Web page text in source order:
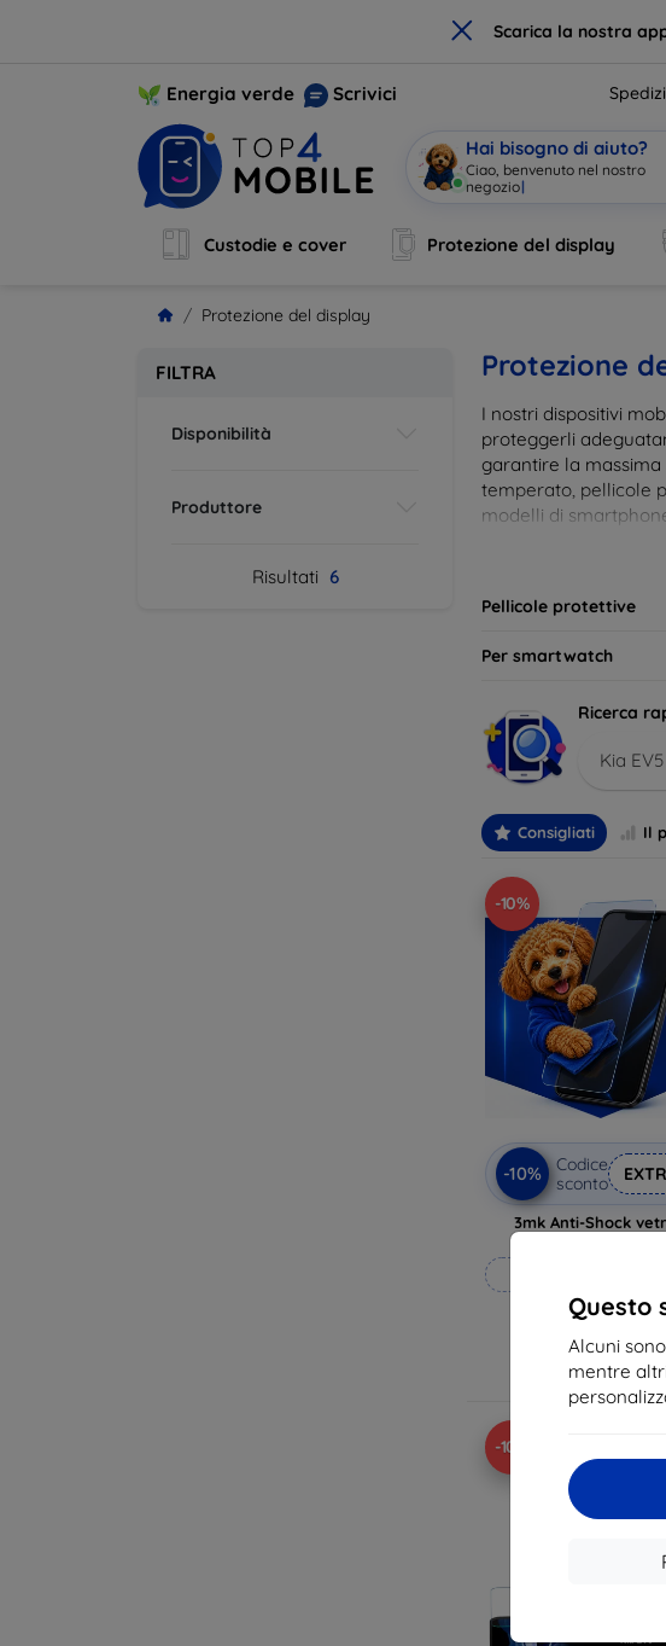
× Scarica la nostra
Questo
Alcuni
mentre
Energia verde Scrivici
Hai bisogno di aiuto?
Ciao, benvenuto nel nos|
Custodie e cover Protezione del display
Protezione del display
FILTRA
Disponibilità
Produttore
Risultati 6
Protezione
I nostri dispositivi
proteggerli
garantire la
temperato, pellicole
modelli di
ideale per le tue
Pellicole protettive
Per smartwatch
Ricerca
Kia EV5
Consigliati Il
-10%
-10%
Codice
sconto
3mk Anti-Shock
protettivo
17,90 €
16,10 €
In magazzino > 5 pz
-10%